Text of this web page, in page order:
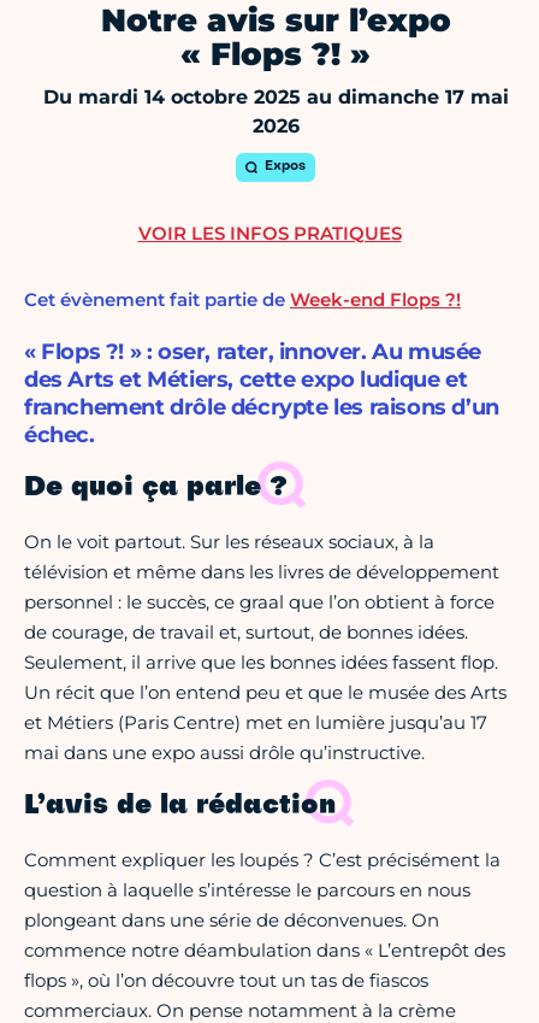
Notre avis sur l’expo
« Flops ?! »
Du mardi 14 octobre 2025 au dimanche 17 mai
2026
Expos
Cet évènement fait partie de Week-end Flops ?!
« Flops ?! » : oser, rater, innover. Au musée
des Arts et Métiers, cette expo ludique et
franchement drôle décrypte les raisons d’un
échec.
De quoi ça parle ?
On le voit partout. Sur les réseaux sociaux, à la
télévision et même dans les livres de développement
personnel : le succès, ce graal que l’on obtient à force
de courage, de travail et, surtout, de bonnes idées.
Seulement, il arrive que les bonnes idées fassent flop.
Un récit que l’on entend peu et que le musée des Arts
et Métiers (Paris Centre) met en lumière jusqu’au 17
mai dans une expo aussi drôle qu’instructive.
L’avis de la rédaction
Comment expliquer les loupés ? C’est précisément la
question à laquelle s’intéresse le parcours en nous
plongeant dans une série de déconvenues. On
commence notre déambulation dans « L’entrepôt des
flops », où l’on découvre tout un tas de fiascos
commerciaux. On pense notamment à la crème
VOIR LES INFOS PRATIQUES